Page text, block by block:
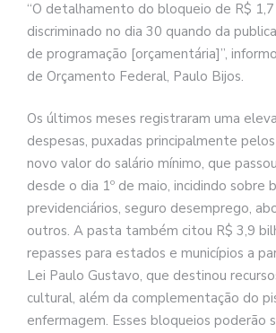
“O detalhamento do bloqueio de R$
discriminado no dia 30 quando da
de programação [orçamentária]”,
de Orçamento Federal, Paulo Bijos.
Os últimos meses registraram uma
despesas, puxadas principalmente
novo valor do salário mínimo, que
desde o dia 1º de maio, incidindo sobre
previdenciários, seguro desemprego,
outros. A pasta também citou R$ 3,9
repasses para estados e municípios a
Lei Paulo Gustavo, que destinou
cultural, além da complementação do
enfermagem. Esses bloqueios poderão